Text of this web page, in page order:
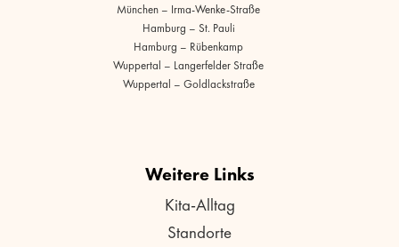
München – Irma-Wenke-Straße
Hamburg – St. Pauli
Hamburg – Rübenkamp
Wuppertal – Langerfelder Straße
Wuppertal – Goldlackstraße
Weitere Links
Kita-Alltag
Standorte